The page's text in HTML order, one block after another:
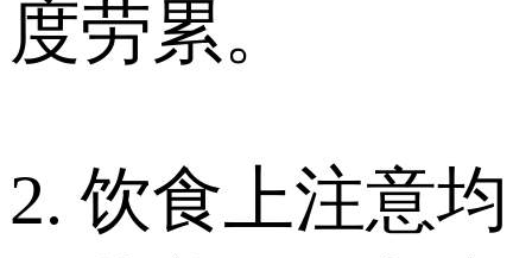
度劳累。
2. 饮食上注意均